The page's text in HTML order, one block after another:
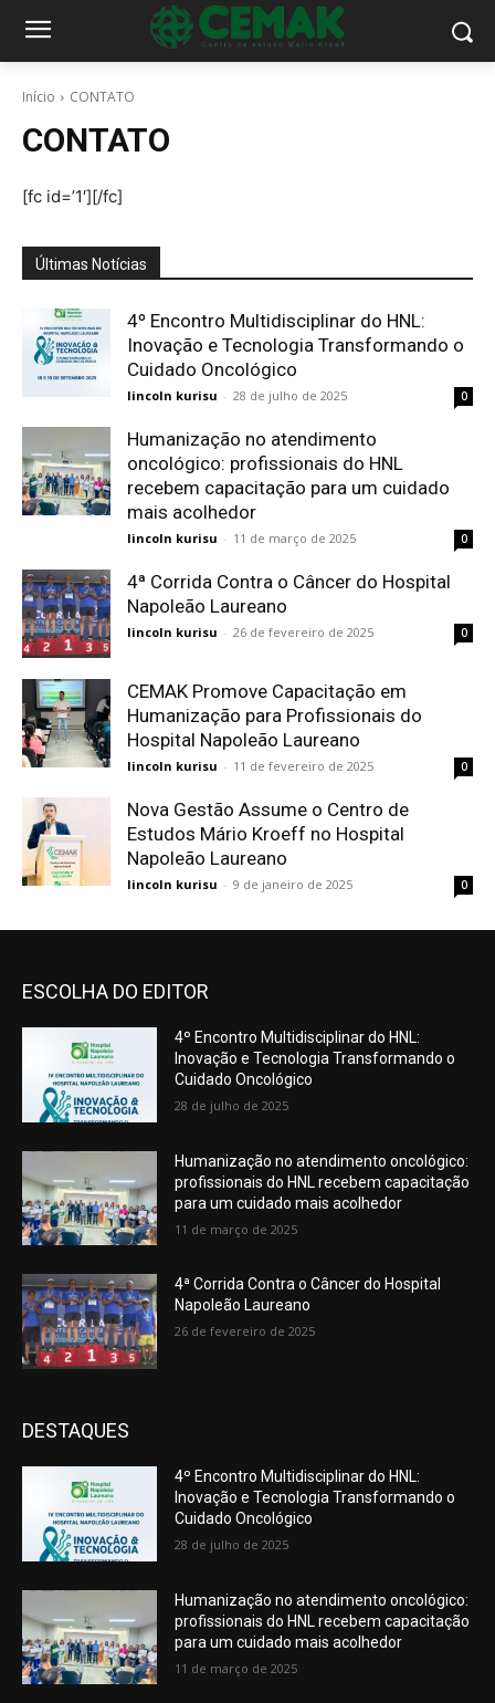
Início CONTATO
CONTATO
[fc id=’1′][/fc]
Últimas Notícias
4º Encontro Multidisciplinar do HNL:
Inovação e Tecnologia Transformando o
Cuidado Oncológico
lincoln kurisu - 28 de julho de 2025 0
Humanização no atendimento
oncológico: profissionais do HNL
recebem capacitação para um cuidado
mais acolhedor
lincoln kurisu - 11 de março de 2025 0
4ª Corrida Contra o Câncer do Hospital
Napoleão Laureano
lincoln kurisu - 26 de fevereiro de 2025 0
CEMAK Promove Capacitação em
Humanização para Profissionais do
Hospital Napoleão Laureano
lincoln kurisu - 11 de fevereiro de 2025 0
Nova Gestão Assume o Centro de
Estudos Mário Kroeff no Hospital
Napoleão Laureano
lincoln kurisu - 9 de janeiro de 2025 0
ESCOLHA DO EDITOR
4º Encontro Multidisciplinar do HNL:
Inovação e Tecnologia Transformando o
Cuidado Oncológico
28 de julho de 2025
Humanização no atendimento oncológico:
profissionais do HNL recebem capacitação
para um cuidado mais acolhedor
11 de março de 2025
4ª Corrida Contra o Câncer do Hospital
Napoleão Laureano
26 de fevereiro de 2025
DESTAQUES
4º Encontro Multidisciplinar do HNL:
Inovação e Tecnologia Transformando o
Cuidado Oncológico
28 de julho de 2025
Humanização no atendimento oncológico:
profissionais do HNL recebem capacitação
para um cuidado mais acolhedor
11 de março de 2025